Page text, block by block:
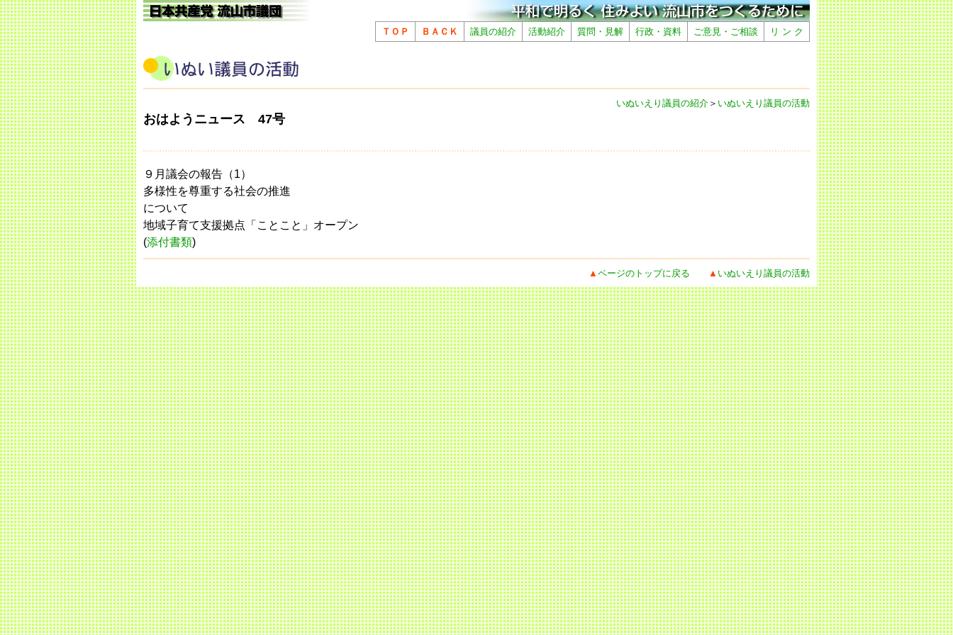
ＴＯＰ ＢＡＣＫ 議員の紹介 活動紹介 質問・見解 行政・資料 ご意見・ご相談 リ ン ク
いぬいえり議員の紹介 ＞ いぬいえり議員の活動
おはようニュース 47号
９月議会の報告（1）
多様性を尊重する社会の推進
について
地域子育て支援拠点「ことこと」オープン
(添付書類)
▲ ページのトップに戻る ▲ いぬいえり議員の活動